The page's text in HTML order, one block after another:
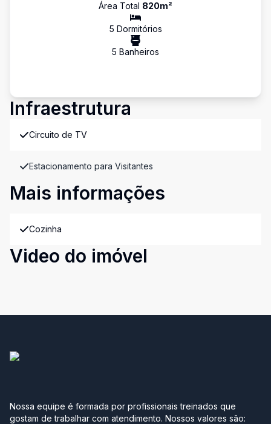
Área Total 820m²
5 Dormitórios
5 Banheiros
Infraestrutura
Circuito de TV
Estacionamento para Visitantes
Mais informações
Cozinha
Video do imóvel
Nossa equipe é formada por profissionais treinados que
gostam de trabalhar com atendimento. Nossos valores são: